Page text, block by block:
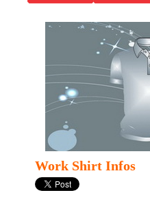
Work Shirt Infos